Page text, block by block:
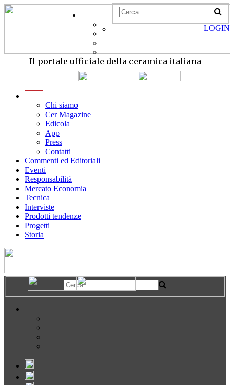
Il portale ufficiale della ceramica italiana
Chi siamo
Cer Magazine
Edicola
App
Press
Contatti
Commenti ed Editoriali
Eventi
Responsabilità
Mercato Economia
Tecnica
Interviste
Prodotti tendenze
Progetti
Storia
LOGIN